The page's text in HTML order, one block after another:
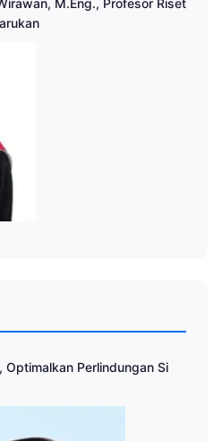
M.Eng., Profesor Riset
Optimalkan Perlindungan Si